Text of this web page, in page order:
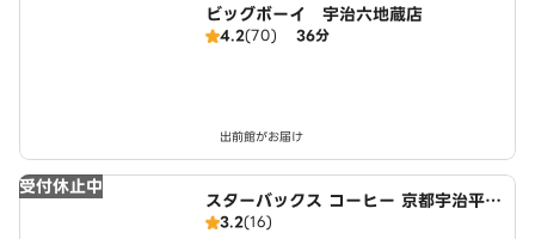
ビッグボーイ 宇治六地蔵店
4.2(70) 36分
出前館がお届け
受付休止中
スターバックス コーヒー 京都宇治平等
院表参道店
3.2(16)